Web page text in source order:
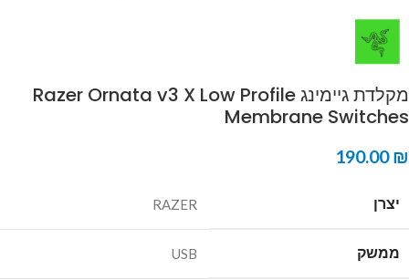
מקלדת גיימינג Razer Ornata v3 X Low Profile
Membrane Switches
190.00₪
יצרן RAZER
ממשק USB